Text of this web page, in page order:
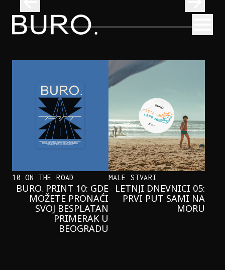
BURO.
KAD SE ISPOD TRGA REPUBLIKE
ZAČUJE OKEAN: SVE O IZLOŽBI
„ATLANTIS”
10 ON THE ROAD
BURO. PRINT 10: GDE
MOŽETE PRONAĆI
SVOJ BESPLATAN
PRIMERAK U
BEOGRADU
MALE STVARI
LETNJI DNEVNICI 05:
PRVI PUT SAMI NA
MORU